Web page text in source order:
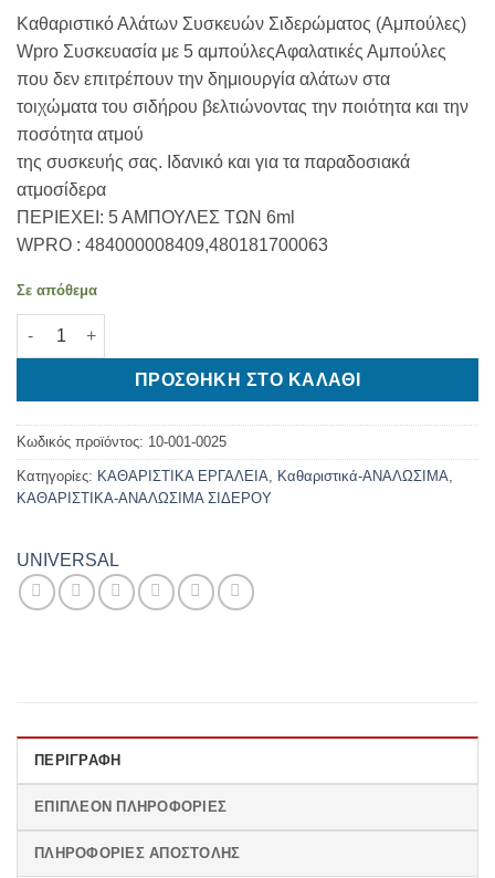
Καθαριστικό Αλάτων Συσκευών Σιδερώματος (Αμπούλες)
Wpro Συσκευασία με 5 αμπούλεςΑφαλατικές Αμπούλες
που δεν επιτρέπουν την δημιουργία αλάτων στα
τοιχώματα του σιδήρου βελτιώνοντας την ποιότητα και την
ποσότητα ατμού
της συσκευής σας. Ιδανικό και για τα παραδοσιακά
ατμοσίδερα
ΠΕΡΙΕΧΕΙ: 5 ΑΜΠΟΥΛΕΣ ΤΩΝ 6ml
WPRO : 484000008409,480181700063
Σε απόθεμα
ΚΑΘΑΡΙΣΤΙΚΟ ΑΤΜΟΣΙΔΕΡΟΥ-ΑΜΠΟΥΛΑ WPRO ποσότητα
ΠΡΟΣΘΉΚΗ ΣΤΟ ΚΑΛΆΘΙ
Κωδικός προϊόντος: 10-001-0025
Κατηγορίες: ΚΑΘΑΡΙΣΤΙΚΑ ΕΡΓΑΛΕΙΑ Καθαριστικά-ΑΝΑΛΩΣΙΜΑ
ΚΑΘΑΡΙΣΤΙΚΑ-ΑΝΑΛΩΣΙΜΑ ΣΙΔΕΡΟΥ
UNIVERSAL
ΠΕΡΙΓΡΑΦΉ
ΕΠΙΠΛΈΟΝ ΠΛΗΡΟΦΟΡΊΕΣ
ΠΛΗΡΟΦΟΡΊΕΣ ΑΠΟΣΤΟΛΉΣ